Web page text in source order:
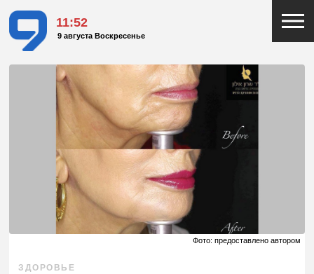
11:52
9 августа Воскресенье
Фото: предоставлено автором
ЗДОРОВЬЕ